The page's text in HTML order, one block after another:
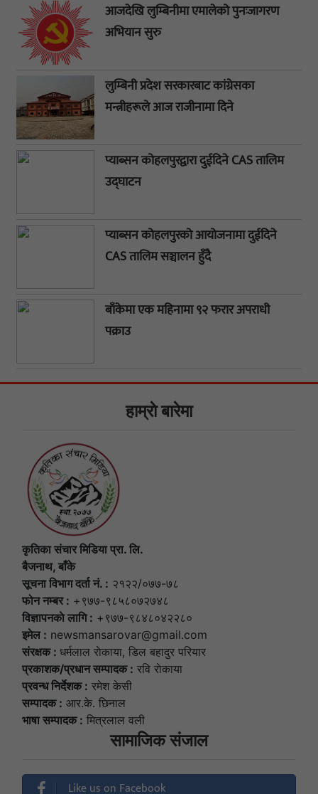
आजदेखि लुम्बिनीमा एमालेको पुनःजागरण
अभियान सुरु
लुम्बिनी प्रदेश सरकारबाट कांग्रेसका
मन्त्रीहरूले आज राजीनामा दिने
प्याब्सन कोहलपुरद्वारा दुईदिने CAS तालिम
उद्घाटन
प्याब्सन कोहलपुरको आयोजनामा दुईदिने
CAS तालिम सञ्चालन हुँदै
बाँकेमा एक महिनामा ९२ फरार अपराधी
पक्राउ
हाम्राे बारेमा
कृतिका संचार मिडिया प्रा. लि.
बैजनाथ, बाँके
सूचना विभाग दर्ता नं. : २१२२/०७७-७८
फोन नम्बर : +९७७-९८५८०७२७४८
विज्ञापनकाे लागि : +९७७-९८४८०४२२८०
इमेल : newsmansarovar@gmail.com
संरक्षक : धर्मलाल राेकाया, डिल बहादुर परियार
प्रकाशक/प्रधान सम्पादक : रवि राेकाया
प्रवन्ध निर्देशक : रमेश केसी
सम्पादक : आर.के. छिनाल
भाषा सम्पादक : मित्रलाल वली
सामाजिक संजाल
Like us on Facebook